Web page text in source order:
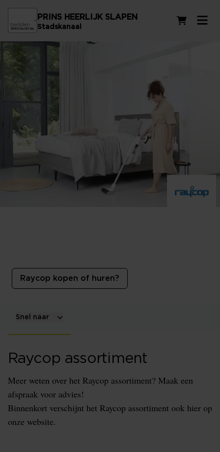
PRINS HEERLIJK SLAPEN
Stadskanaal
Raycop kopen of huren?
Snel naar
Raycop assortiment
Meer weten over het Raycop assortiment? Maak een
afspraak voor advies!
Binnenkort verschijnt het Raycop assortiment ook hier op
onze website.